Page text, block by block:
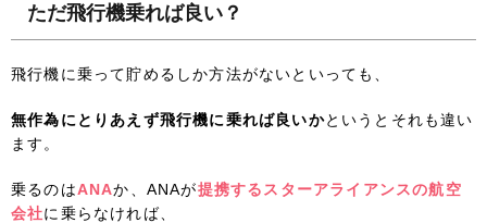
ただ飛行機乗れば良い？
飛行機に乗って貯めるしか方法がないといっても、
無作為にとりあえず飛行機に乗れば良いかというとそれも違い
ます。
乗るのはANAか、ANAが提携するスターアライアンスの航空
会社に乗らなければ、